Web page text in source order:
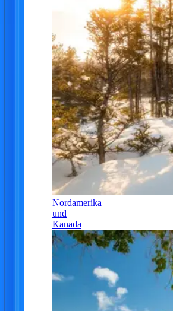
Nordamerika
und
Kanada